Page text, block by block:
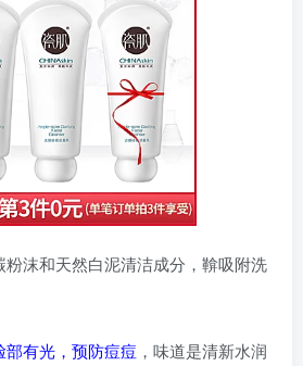
沫和天然白泥清洁成分，鞥吸附洗
部有光，预防痘痘 ，味道是清新水润